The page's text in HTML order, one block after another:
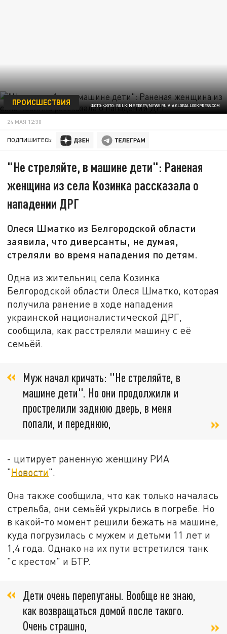
ФОТО: ФОТО: BULKIN SERGEY/NEWS.RU VIA GLOBALLOOKPRESS.COM
ПРОИСШЕСТВИЯ
24 МАЯ 12:30
ПОДПИШИТЕСЬ:
"Не стреляйте, в машине дети": Раненая
женщина из села Козинка рассказала о
нападении ДРГ
Олеся Шматко из Белгородской области
заявила, что диверсанты, не думая,
стреляли во время нападения по детям.
Одна из жительниц села Козинка
Белгородской области Олеся Шматко, которая
получила ранение в ходе нападения
украинской националистической ДРГ,
сообщила, как расстреляли машину с её
семьёй.
Муж начал кричать: "Не стреляйте, в
машине дети". Но они продолжили и
прострелили заднюю дверь, в меня
попали, и переднюю,
- цитирует раненную женщину РИА
"Новости".
Она также сообщила, что как только началась
стрельба, они семьёй укрылись в погребе. Но
в какой-то момент решили бежать на машине,
куда погрузилась с мужем и детьми 11 лет и
1,4 года. Однако на их пути встретился танк
"с крестом" и БТР.
Дети очень перепуганы. Вообще не знаю,
как возвращаться домой после такого.
Очень страшно,